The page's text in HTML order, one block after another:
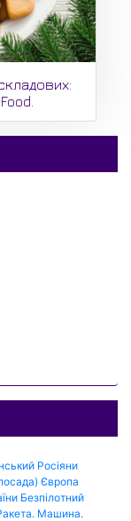
Росіяни
Європа
Безпілотний
Машина.